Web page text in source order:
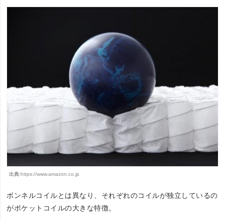
出典:https://www.amazon.co.jp
ボンネルコイルとは異なり、それぞれのコイルが独立しているの
がポケットコイルの大きな特徴。